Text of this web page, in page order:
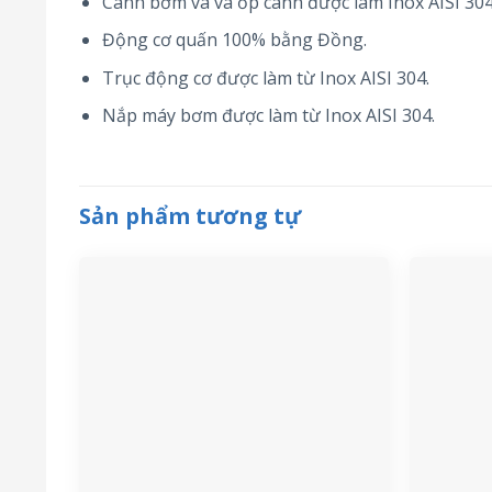
Động cơ quấn 100% bằng Đồng.
Trục động cơ được làm từ Inox AISI 304.
Nắp máy bơm được làm từ Inox AISI 304.
Sản phẩm tương tự